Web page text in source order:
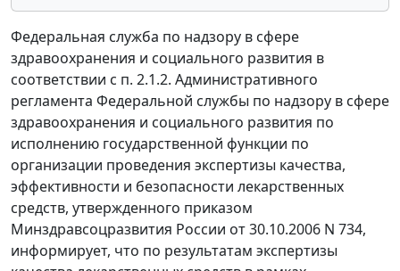
Федеральная служба по надзору в сфере
здравоохранения и социального развития в
соответствии с п. 2.1.2. Административного
регламента Федеральной службы по надзору в сфере
здравоохранения и социального развития по
исполнению государственной функции по
организации проведения экспертизы качества,
эффективности и безопасности лекарственных
средств, утвержденного приказом
Минздравсоцразвития России от 30.10.2006 N 734,
информирует, что по результатам экспертизы